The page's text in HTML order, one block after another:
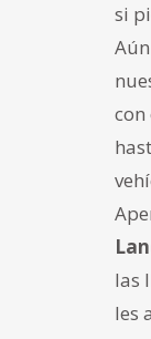
si
con
las
les